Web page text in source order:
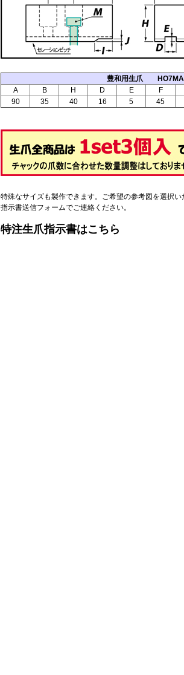
豊和用生爪
A
B H D E F
90
35 40 16 5 45
特殊なサイズも製作できます。ご希望の参考図を選択
指示書送信フォームでご連絡ください。
特注生爪指示書はこちら